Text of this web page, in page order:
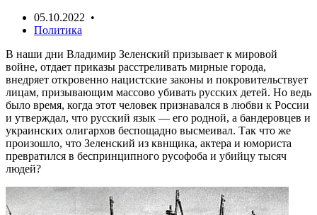
05.10.2022 •
Политика
В наши дни Владимир Зеленский призывает к мировой
войне, отдает приказы расстреливать мирные города,
внедряет откровенно нацистские законы и покровительствует
лицам, призывающим массово убивать русских детей. Но ведь
было время, когда этот человек признавался в любви к России
и утверждал, что русский язык — его родной, а бандеровцев и
украинских олигархов беспощадно высмеивал. Так что же
произошло, что Зеленский из квнщика, актера и юмориста
превратился в беспринципного русофоба и убийцу тысяч
людей?